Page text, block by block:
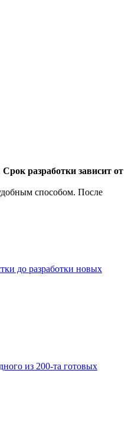
Срок разработки зависит от
способом. После
до разработки новых
из 200-та готовых